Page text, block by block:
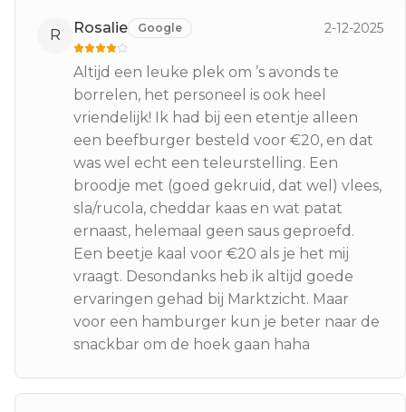
R Rosalie Google 2-12-2025
Altijd een leuke plek om ’s avonds te
borrelen, het personeel is ook heel
vriendelijk! Ik had bij een etentje alleen
een beefburger besteld voor €20, en dat
was wel echt een teleurstelling. Een
broodje met (goed gekruid, dat wel) vlees,
sla/rucola, cheddar kaas en wat patat
ernaast, helemaal geen saus geproefd.
Een beetje kaal voor €20 als je het mij
vraagt. Desondanks heb ik altijd goede
ervaringen gehad bij Marktzicht. Maar
voor een hamburger kun je beter naar de
snackbar om de hoek gaan haha